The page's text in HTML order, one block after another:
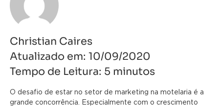
Christian Caires
Atualizado em: 10/09/2020
Tempo de Leitura: 5 minutos
O desafio de estar no setor de marketing na motelaria é a
grande concorrência. Especialmente com o crescimento